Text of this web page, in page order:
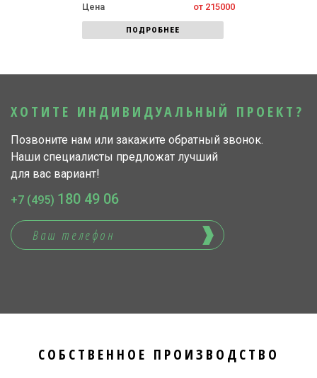
Цена
от 215000
ПОДРОБНЕЕ
ХОТИТЕ ИНДИВИДУАЛЬНЫЙ ПРОЕКТ?
Позвоните нам или закажите обратный звонок.
Наши специалисты предложат лучший
для вас вариант!
+7 (495) 180 49 06
СОБСТВЕННОЕ ПРОИЗВОДСТВО